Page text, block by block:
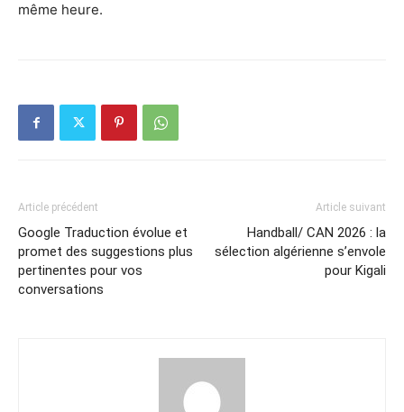
même heure.
Article précédent
Google Traduction évolue et
promet des suggestions plus
pertinentes pour vos
conversations
Article suivant
Handball/ CAN 2026 : la
sélection algérienne s’envole
pour Kigali